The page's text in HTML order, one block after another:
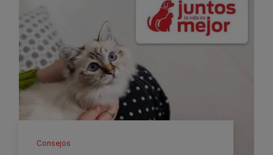
Consejos